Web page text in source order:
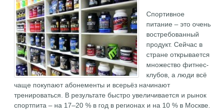
Спортивное
питание – это очень
востребованный
продукт. Сейчас в
стране открывается
множество фитнес-
клубов, а люди всё
чаще покупают абонементы и всерьёз начинают
тренироваться. В результате быстро увеличивается и рынок
спортпита – на 17–20 % в год в регионах и на 10 % в Москве.